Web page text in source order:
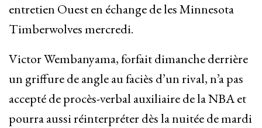
entretien Ouest en échange de les Minnesota
Timberwolves mercredi.
Victor Wembanyama, forfait dimanche derrière
un griffure de angle au faciès d’un rival, n’a pas
accepté de procès-verbal auxiliaire de la NBA et
pourra aussi réinterpréter dès la nuitée de mardi